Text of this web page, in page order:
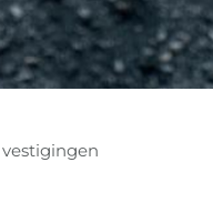
vestigingen